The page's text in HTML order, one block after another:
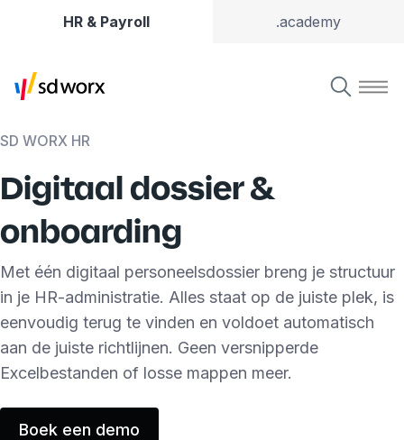
HR & Payroll .academy
SD WORX HR
Digitaal dossier &
onboarding
Met één digitaal personeelsdossier breng je structuur
in je HR-administratie. Alles staat op de juiste plek, is
eenvoudig terug te vinden en voldoet automatisch
aan de juiste richtlijnen. Geen versnipperde
Excelbestanden of losse mappen meer.
Boek een demo